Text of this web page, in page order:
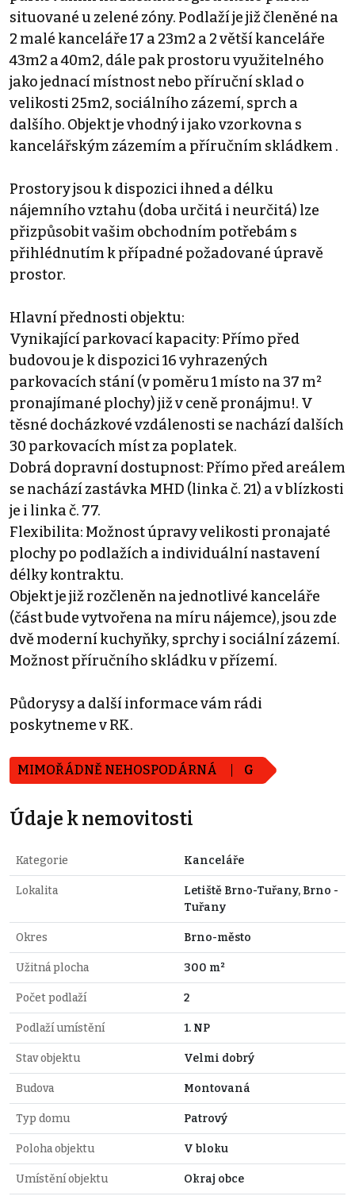
situované u zelené zóny. Podlaží je již členěné na
2 malé kanceláře 17 a 23m2 a 2 větší kanceláře
43m2 a 40m2, dále pak prostoru využitelného
jako jednací místnost nebo příruční sklad o
velikosti 25m2, sociálního zázemí, sprch a
dalšího. Objekt je vhodný i jako vzorkovna s
kancelářským zázemím a příručním skládkem .
Prostory jsou k dispozici ihned a délku
nájemního vztahu (doba určitá i neurčitá) lze
přizpůsobit vašim obchodním potřebám s
přihlédnutím k případné požadované úpravě
prostor.
Hlavní přednosti objektu:
Vynikající parkovací kapacity: Přímo před
budovou je k dispozici 16 vyhrazených
parkovacích stání (v poměru 1 místo na 37 m²
pronajímané plochy) již v ceně pronájmu!. V
těsné docházkové vzdálenosti se nachází dalších
30 parkovacích míst za poplatek.
Dobrá dopravní dostupnost: Přímo před areálem
se nachází zastávka MHD (linka č. 21) a v blízkosti
je i linka č. 77.
Flexibilita: Možnost úpravy velikosti pronajaté
plochy po podlažích a individuální nastavení
délky kontraktu.
Objekt je již rozčleněn na jednotlivé kanceláře
(část bude vytvořena na míru nájemce), jsou zde
dvě moderní kuchyňky, sprchy i sociální zázemí.
Možnost příručního skládku v přízemí.
Půdorysy a další informace vám rádi
poskytneme v RK.
MIMOŘÁDNĚ NEHOSPODÁRNÁ G
Údaje k nemovitosti
Kategorie Kanceláře
Lokalita
Letiště Brno-Tuřany, Brno -
Tuřany
Okres Brno-město
Užitná plocha 300 m²
Počet podlaží 2
Podlaží umístění 1. NP
Stav objektu Velmi dobrý
Budova Montovaná
Typ domu Patrový
Poloha objektu V bloku
Umístění objektu Okraj obce